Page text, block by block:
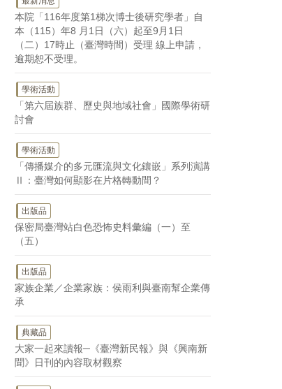
本院「116年度第1梯次博士後研究學者」自
本（115）年8 月1日（六）起至9月1日
（二）17時止（臺灣時間）受理 線上申請，
逾期恕不受理。
學術活動
「第六屆族群、歷史與地域社會」國際學術研
討會
學術活動
「傳播媒介的多元匯流與文化鑲嵌」系列演講
Ⅱ：臺灣如何顯影在片格轉動間？
出版品
保密局臺灣站白色恐怖史料彙編（一）至
（五）
出版品
家族企業／企業家族：侯雨利與臺南幫企業傳
承
典藏品
大家一起來讀報─《臺灣新民報》與《興南新
聞》日刊的內容取材觀察